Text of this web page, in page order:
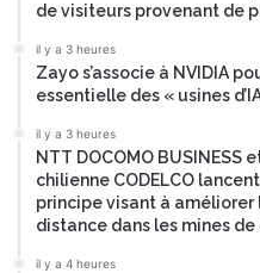
de visiteurs provenant de
il y a 3 heures
Zayo s’associe à NVIDIA
essentielle des « usines
il y a 3 heures
NTT DOCOMO
chilienne CODELCO
principe visant à améliorer
distance dans les mines
il y a 4 heures